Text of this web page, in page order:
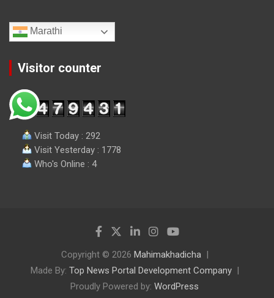
Marathi
Visitor counter
Visit Today : 292
Visit Yesterday : 1778
Who's Online : 4
Copyright © 2026 Mahimakhadicha
Made By: Top News Portal Development Company
Proudly Powered by: WordPress